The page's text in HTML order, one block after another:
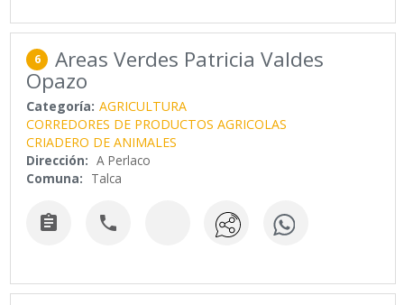
6 Areas Verdes Patricia Valdes
Opazo
Categoría: AGRICULTURA
CORREDORES DE PRODUCTOS AGRICOLAS
CRIADERO DE ANIMALES
Dirección: A Perlaco
Comuna: Talca
 